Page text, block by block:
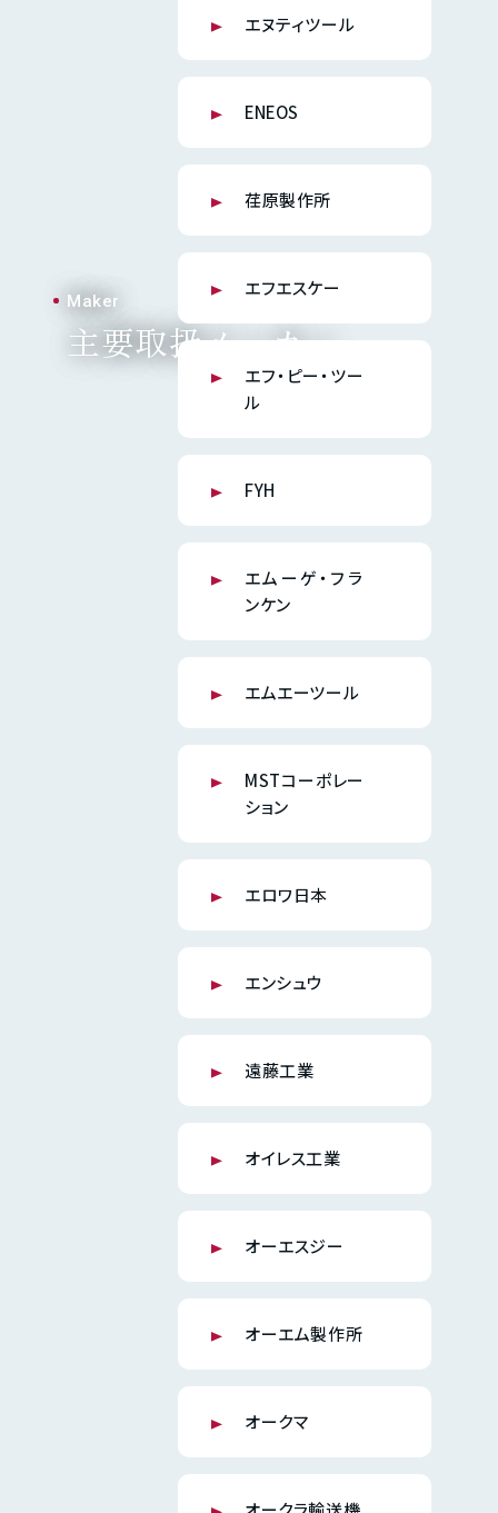
Maker
主要取扱メーカー
エヌティツール
ENEOS
荏原製作所
エフエスケー
エフ・ピー・ツー
ル
FYH
エムーゲ・フラ
ンケン
エムエーツール
MSTコーポレー
ション
エロワ日本
エンシュウ
遠藤工業
オイレス工業
オーエスジー
オーエム製作所
オークマ